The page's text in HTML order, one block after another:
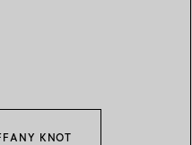
KNOT